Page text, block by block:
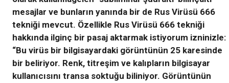
mesajlar ve bunların yanında bir de Rus Virüsü 666
tekniği mevcut. Özellikle Rus Virüsü 666 tekniği
hakkında ilginç bir pasaj aktarmak istiyorum izninizle:
“Bu virüs bir bilgisayardaki görüntünün 25 karesinde
bir beliriyor. Renk, titreşim ve kalıpların bilgisayar
kullanıcısını transa soktuğu biliniyor. Görüntünün